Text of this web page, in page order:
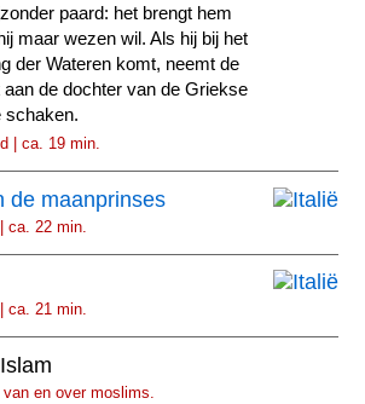
paard: het brengt hem
maar wezen wil. Als hij bij het
der Wateren komt, neemt de
aan de dochter van de Griekse
schaken.
| ca. 19 min.
de maanprinses
ca. 22 min.
ca. 21 min.
en over moslims.